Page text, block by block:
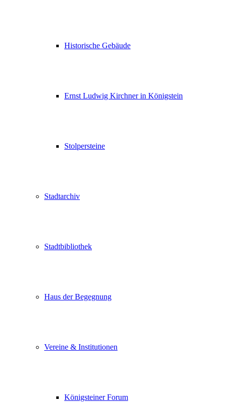
Historische Gebäude
Ernst Ludwig Kirchner in Königstein
Stolpersteine
Stadtarchiv
Stadtbibliothek
Haus der Begegnung
Vereine & Institutionen
Königsteiner Forum